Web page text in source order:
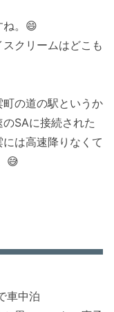
ね。😄
クリームはどこも
の道の駅というか
のSAに接続された
は高速降りなくて
😅
車中泊